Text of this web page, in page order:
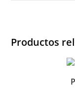
Productos